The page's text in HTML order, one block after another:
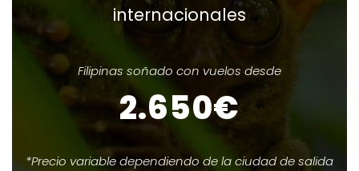
internacionales
Filipinas soñado con vuelos desde
2.650€
*Precio variable dependiendo de la ciudad de salida